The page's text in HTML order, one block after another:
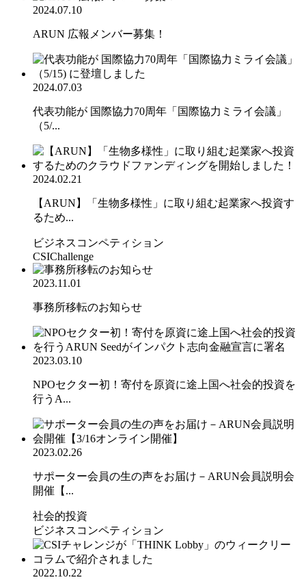
2024.07.10
ARUN 広報メンバー募集！
2024.07.03
代表功能が 国際協力70周年「国際協力ミライ会議」
（5/...
2024.02.21
【ARUN】「生物多様性」に取り組む起業家へ投資す
るため...
ビジネスコンペティション
CSIChallenge
2023.11.01
事務所移転のお知らせ
2023.03.10
NPOセクター初！寄付を原資に途上国へ社会的投資を
行うA...
2023.02.26
サポーター会員の生の声をお届け－ARUN会員説明会
開催【...
社会的投資
ビジネスコンペティション
2022.10.22